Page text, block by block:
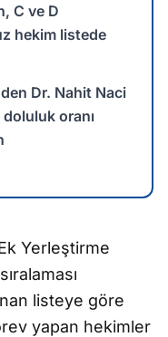
C ve D
hekim listede
Dr. Nahit Naci
oranı
Yerleştirme
listeye göre
yapan hekimler